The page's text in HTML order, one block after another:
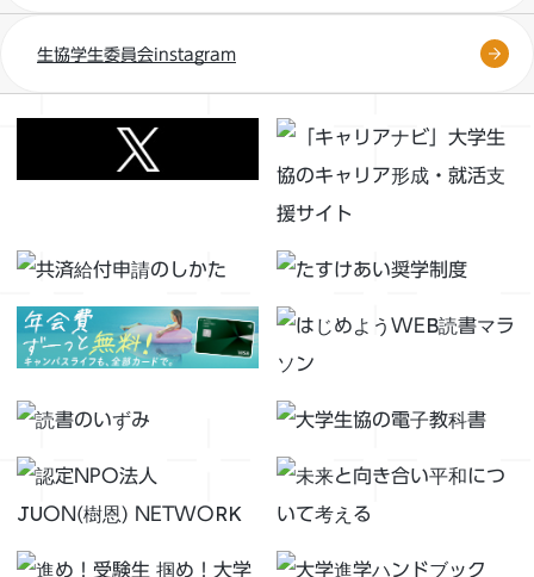
生協学生委員会instagram